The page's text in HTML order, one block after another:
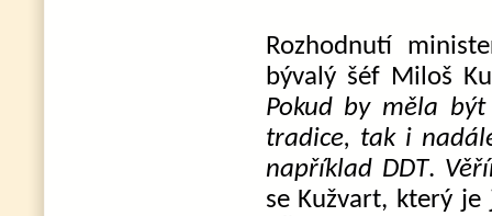
Rozhodnutí
bývalý šéf Miloš
Pokud by měla
tradice, tak i
například DDT.
se Kužvart, který